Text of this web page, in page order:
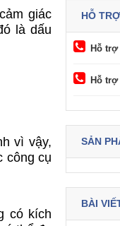
giác
là dấu
vì vậy,
công cụ
có kích
HỖ TRỢ
Hỗ
Hỗ
SẢN
BÀI